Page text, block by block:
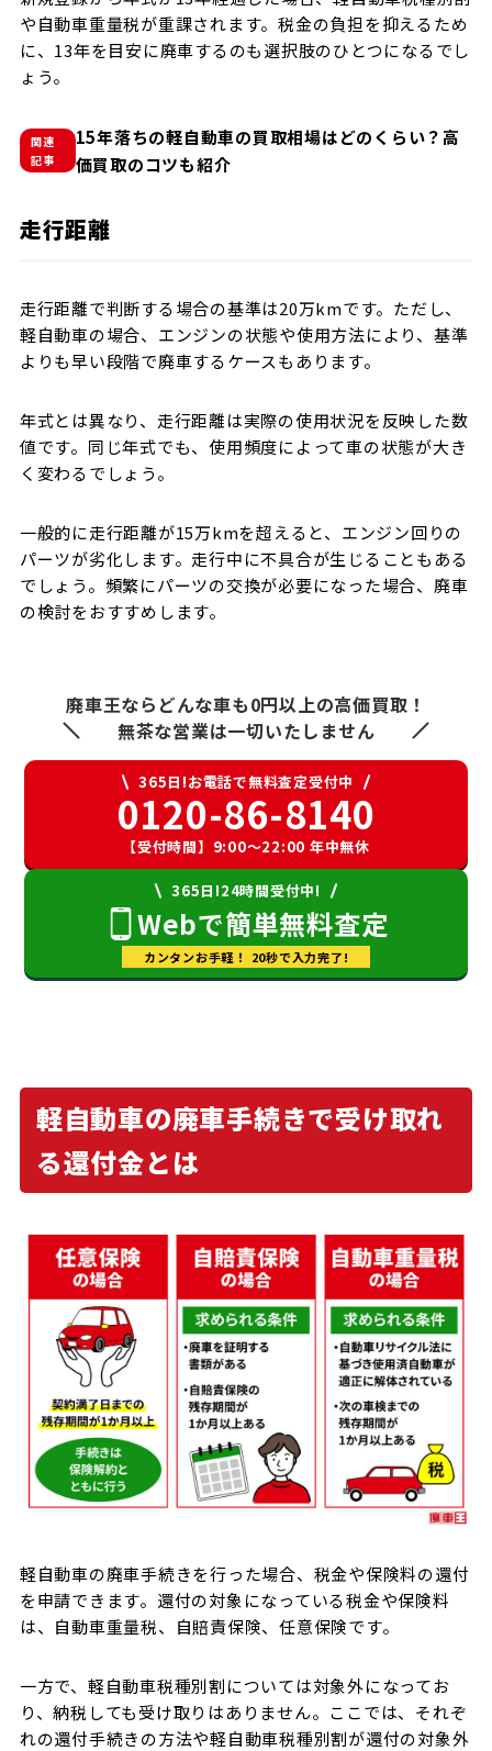
や自動車重量税が重課されます。税金の負担を抑えるため
に、13年を目安に廃車するのも選択肢のひとつになるでし
ょう。
関連
記事
15年落ちの軽自動車の買取相場はどのくらい？高
価買取のコツも紹介
走行距離
走行距離で判断する場合の基準は20万kmです。ただし、
軽自動車の場合、エンジンの状態や使用方法により、基準
よりも早い段階で廃車するケースもあります。
年式とは異なり、走行距離は実際の使用状況を反映した数
値です。同じ年式でも、使用頻度によって車の状態が大き
く変わるでしょう。
一般的に走行距離が15万kmを超えると、エンジン回りの
パーツが劣化します。走行中に不具合が生じることもある
でしょう。頻繁にパーツの交換が必要になった場合、廃車
の検討をおすすめします。
廃車王ならどんな車も0円以上の高価買取！
無茶な営業は一切いたしません
365日!お電話で無料査定受付中
0120-86-8140
【受付時間】9:00〜22:00 年中無休
365日!24時間受付中!
Webで簡単無料査定
カンタンお手軽！ 20秒で入力完了!
軽自動車の廃車手続きで受け取れ
る還付金とは
軽自動車の廃車手続きを行った場合、税金や保険料の還付
を申請できます。還付の対象になっている税金や保険料
は、自動車重量税、自賠責保険、任意保険です。
一方で、軽自動車税種別割については対象外になってお
り、納税しても受け取りはありません。ここでは、それぞ
れの還付手続きの方法や軽自動車税種別割が還付の対象外